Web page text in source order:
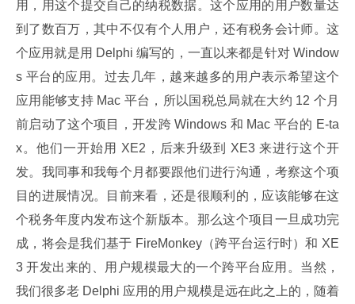
用，用这个提交自己的纳税数据。这个应用的用户数量达
到了数百万，其中不仅有个人用户，还有税务会计师。这
个应用就是用 Delphi 编写的，一直以来都是针对 Window
s 平台的应用。过去几年，越来越多的用户表示希望这个
应用能够支持 Mac 平台，所以国税总局就在大约 12 个月
前启动了这个项目，开发跨 Windows 和 Mac 平台的 E-ta
x。他们一开始用 XE2，后来升级到 XE3 来进行这个开
发。我同事和我每个月都要跟他们进行沟通，考察这个项
目的进展情况。目前来看，还是很顺利的，应该能够在这
个税务年度内发布这个新版本。那么这个项目一旦成功完
成，将会是我们基于 FireMonkey（跨平台运行时）和 XE
3 开发出来的、用户规模最大的一个跨平台应用。当然，
我们很多老 Delphi 应用的用户规模是远在此之上的，随着